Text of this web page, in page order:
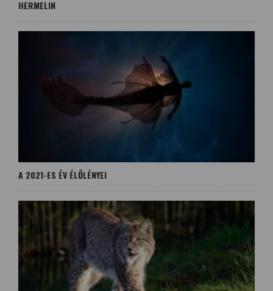
HERMELIN
A 2021-ES ÉV ÉLŐLÉNYEI